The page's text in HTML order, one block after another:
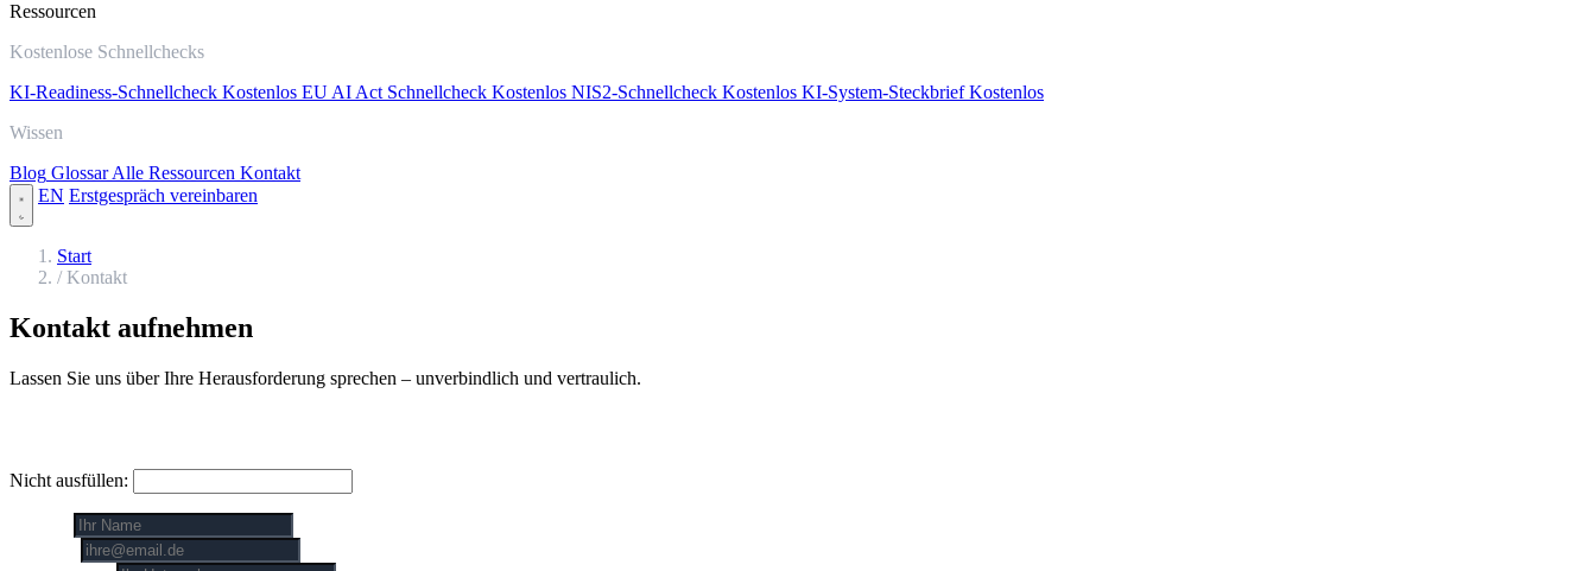
Ressourcen
Kostenlose Schnellchecks
KI-Readiness-Schnellcheck Kostenlos EU AI Act Schnellcheck Kostenlos NIS2-Schnellcheck Kostenlos KI-System-Steckbrief Kostenlos
Wissen
Blog Glossar Alle Ressourcen Kontakt
EN Erstgespräch vereinbaren
Start
/ Kontakt
Kontakt aufnehmen
Lassen Sie uns über Ihre Herausforderung sprechen – unverbindlich und vertraulich.
Nicht ausfüllen: